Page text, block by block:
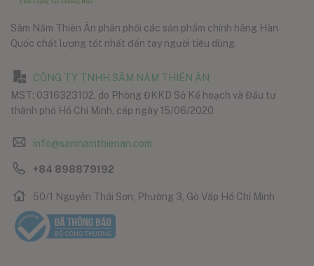
Sâm Nấm Thiên Ân phân phối các sản phẩm chính hãng Hàn
Quốc chất lượng tốt nhất đến tay người tiêu dùng.
CÔNG TY TNHH SÂM NẤM THIÊN ÂN
MST: 0316323102, do Phòng ĐKKD Sở Kế hoạch và Đầu tư
thành phố Hồ Chí Minh, cấp ngày 15/06/2020
info@samnamthienan.com
+84 898879192
50/1 Nguyễn Thái Sơn, Phường 3, Gò Vấp Hồ Chí Minh